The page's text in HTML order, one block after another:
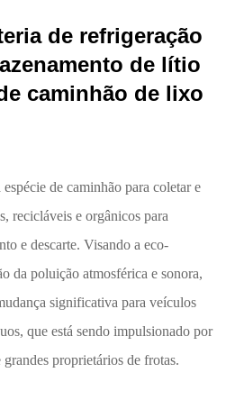
de refrigeração
de lítio
caminhão de lixo
de caminhão para coletar e
recicláveis e orgânicos para
e descarte. Visando a eco-
da poluição atmosférica e sonora,
significativa para veículos
que está sendo impulsionado por
proprietários de frotas.